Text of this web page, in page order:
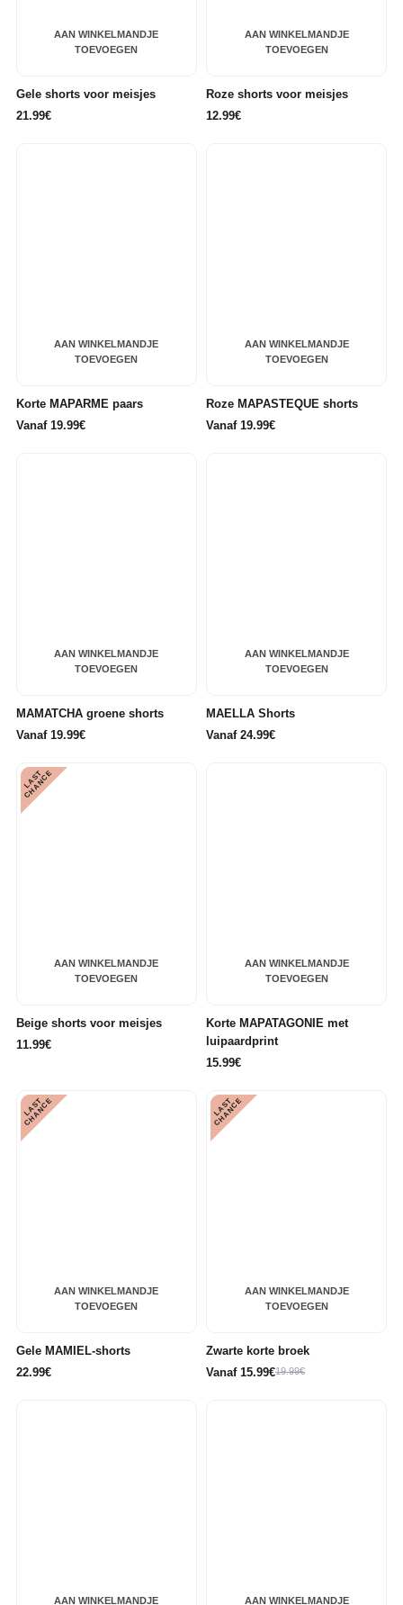
AAN WINKELMANDJE
TOEVOEGEN
Gele shorts voor meisjes
21.99€
AAN WINKELMANDJE
TOEVOEGEN
Roze shorts voor meisjes
12.99€
AAN WINKELMANDJE
TOEVOEGEN
Korte MAPARME paars
Vanaf 19.99€
AAN WINKELMANDJE
TOEVOEGEN
Roze MAPASTEQUE shorts
Vanaf 19.99€
AAN WINKELMANDJE
TOEVOEGEN
MAMATCHA groene shorts
Vanaf 19.99€
AAN WINKELMANDJE
TOEVOEGEN
MAELLA Shorts
Vanaf 24.99€
AAN WINKELMANDJE
TOEVOEGEN
L
A
S
T
C
H
A
N
C
E
Beige shorts voor meisjes
11.99€
AAN WINKELMANDJE
TOEVOEGEN
Korte MAPATAGONIE met
luipaardprint
15.99€
AAN WINKELMANDJE
TOEVOEGEN
L
A
S
T
C
H
A
N
C
E
Gele MAMIEL-shorts
22.99€
AAN WINKELMANDJE
TOEVOEGEN
L
A
S
T
C
H
A
N
C
E
Zwarte korte broek
Vanaf 15.99€19.99€
AAN WINKELMANDJE
AAN WINKELMANDJE